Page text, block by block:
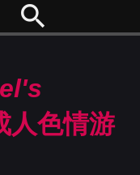
search
人色情游